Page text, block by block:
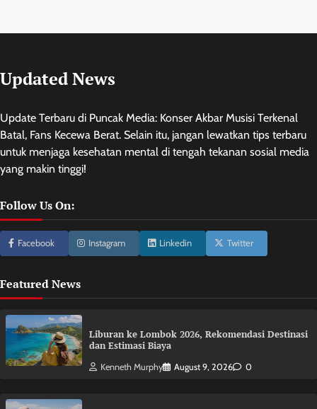
Updated News
Update Terbaru di Puncak Media: Konser Akbar Musisi Terkenal
Batal, Fans Kecewa Berat. Selain itu, jangan lewatkan tips terbaru
untuk menjaga kesehatan mental di tengah tekanan sosial media
yang makin tinggi!
Follow Us On:
Facebook Instagram Linkedin Twitter
Featured News
Liburan ke Lombok 2026, Rekomendasi Destinasi
dan Estimasi Biaya
Kenneth Murphy August 9, 2026 0